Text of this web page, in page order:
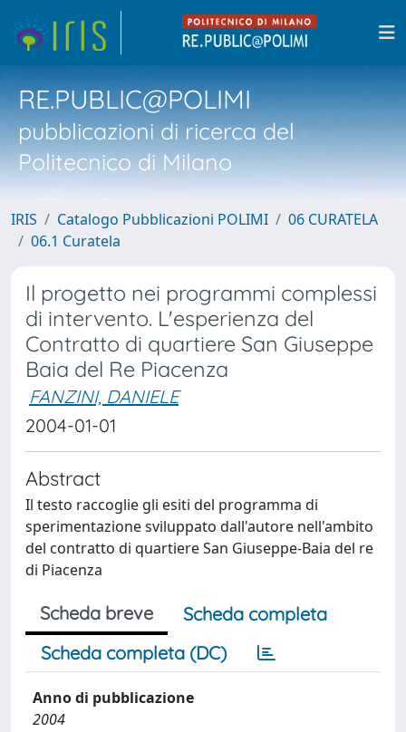
RE.PUBLIC@POLIMI
pubblicazioni di ricerca del
Politecnico di Milano
IRIS Catalogo Pubblicazioni POLIMI
06 CURATELA
06.1 Curatela
Il progetto nei programmi complessi
di intervento. L'esperienza del
Contratto di quartiere San Giuseppe
Baia del Re Piacenza
FANZINI, DANIELE
2004-01-01
Abstract
Il testo raccoglie gli esiti del programma di
sperimentazione sviluppato dall'autore nell'ambito
del contratto di quartiere San Giuseppe-Baia del re
di Piacenza
Scheda breve
Scheda completa
Scheda completa (DC)
Anno di pubblicazione
2004